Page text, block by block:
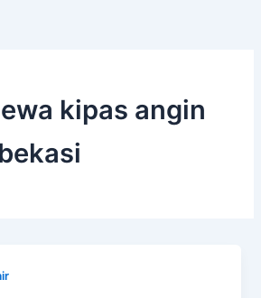
kipas angin